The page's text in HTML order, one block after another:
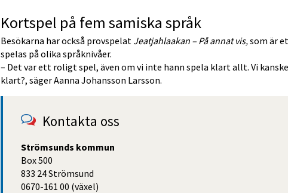
Kortspel på fem samiska språk
Besökarna har också provspelat Jeatjahlaakan – På annat vis, som är
spelas på olika språknivåer.
– Det var ett roligt spel, även om vi inte hann spela klart allt. Vi
klart?, säger Aanna Johansson Larsson.
Kontakta oss
Strömsunds kommun
Box 500
833 24 Strömsund
0670-161 00 (växel)